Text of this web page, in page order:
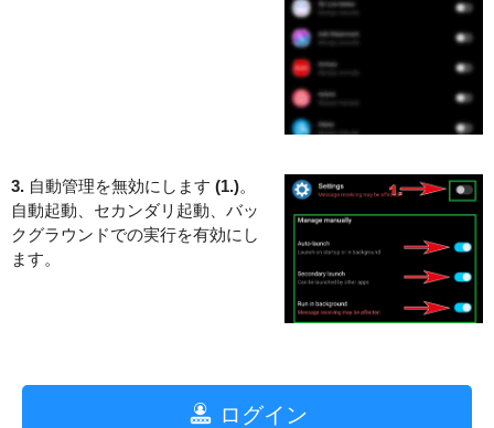
3. 自動管理を無効にします (1.)。
自動起動、セカンダリ起動、バッ
クグラウンドでの実行を有効にし
ます。
ログイン